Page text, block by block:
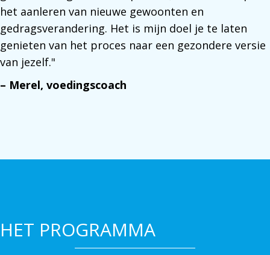
het aanleren van nieuwe gewoonten en
gedragsverandering. Het is mijn doel je te laten
genieten van het proces naar een gezondere versie
van jezelf."
– Merel, voedingscoach
HET PROGRAMMA